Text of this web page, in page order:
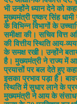
भी उन्होंने ध्यान देने को
मुख्यमंत्री पुष्कर सिंह
के विभिन्न विभागों के
समीक्षा की। सचिव वित्त
की वित्तीय स्थिति आय-
के समक्ष रखी। उन्होंने
है। मुख्यमंत्री ने राज्य में
प्रयासों पर बल देते हुए
इसका प्रभाव पड़ा है।
स्थिति में सुधार लाने के
मुख्यमंत्री ने आय के